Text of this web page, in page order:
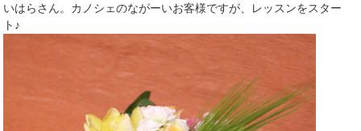
いはらさん。カノシェのながーいお客様ですが、レッスンをスター
ト♪